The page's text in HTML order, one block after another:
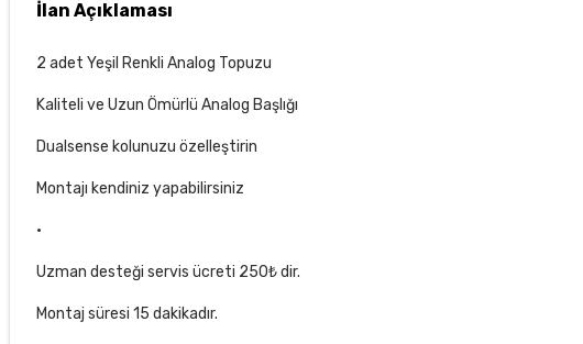
İlan Açıklaması
2 adet Yeşil Renkli Analog Topuzu
Kaliteli ve Uzun Ömürlü Analog Başlığı
Dualsense kolunuzu özelleştirin
Montajı kendiniz yapabilirsiniz
·
Uzman desteği servis ücreti 250₺ dir.
Montaj süresi 15 dakikadır.